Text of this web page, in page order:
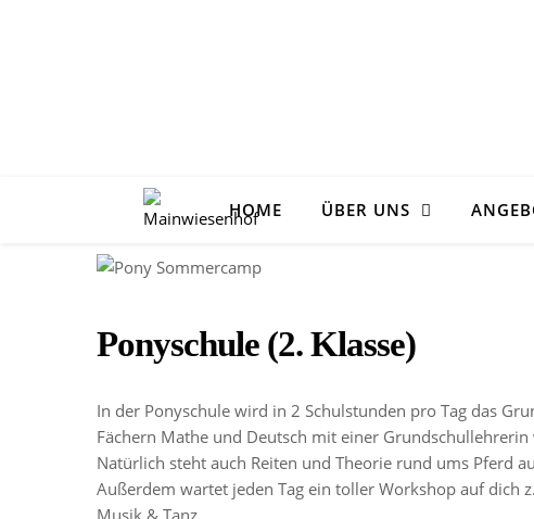
HOME ÜBER UNS
Ponyschule (2. Klasse)
In der Ponyschule wird in 2 Schulstunden pro Tag das
Fächern Mathe und Deutsch mit einer
Natürlich steht auch Reiten und Theorie rund ums Pferd
Außerdem wartet jeden Tag ein toller Workshop auf dich
Musik & Tanz.